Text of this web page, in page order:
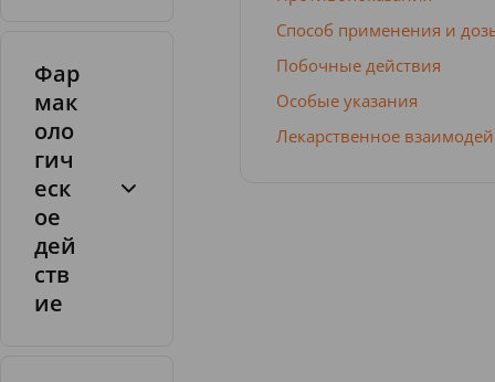
Фар
мак
оло
гич
еск
ое
дей
ств
ие
Способ применения и
Побочные действия
Особые указания
Лекарственное